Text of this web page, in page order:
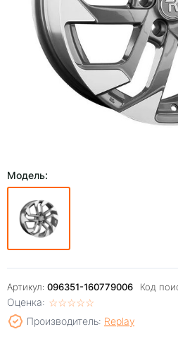
Модель:
Артикул: 096351-160779006 Код
Оценка: ☆☆☆☆☆
★★★★★
Производитель: Replay